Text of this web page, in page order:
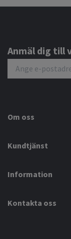
Anmäl dig till
Om oss
Kundtjänst
Information
Kontakta oss